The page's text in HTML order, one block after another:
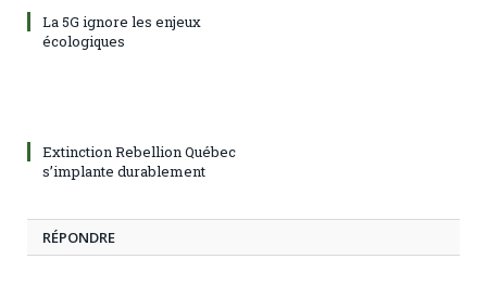
La 5G ignore les enjeux
écologiques
Extinction Rebellion Québec
s’implante durablement
RÉPONDRE